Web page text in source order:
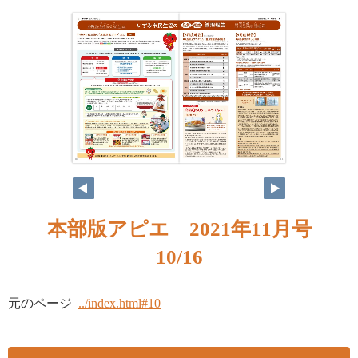
10 11
本部版アピエ 2021年11月号
10/16
元のページ ../index.html#10